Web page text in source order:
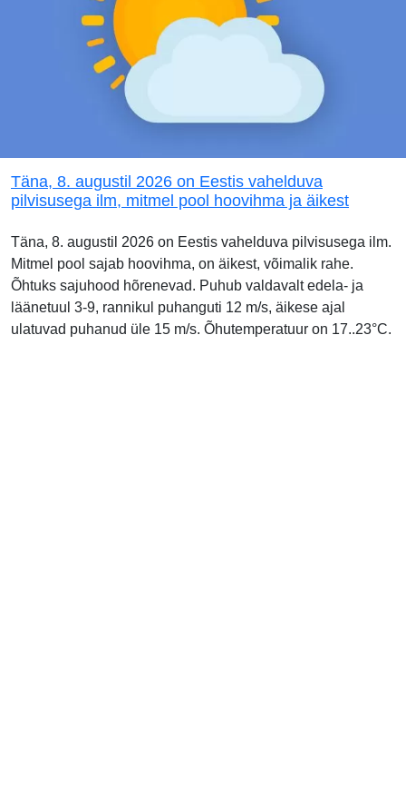
Täna, 8. augustil 2026 on Eestis vahelduva
pilvisusega ilm, mitmel pool hoovihma ja äikest
Täna, 8. augustil 2026 on Eestis vahelduva pilvisusega ilm.
Mitmel pool sajab hoovihma, on äikest, võimalik rahe.
Õhtuks sajuhood hõrenevad. Puhub valdavalt edela- ja
läänetuul 3-9, rannikul puhanguti 12 m/s, äikese ajal
ulatuvad puhanud üle 15 m/s. Õhutemperatuur on 17..23°C.